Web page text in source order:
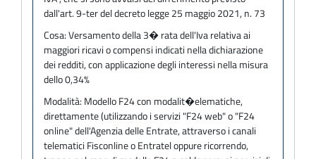
dall'art. 9-ter del decreto legge 25 maggio 2021, n. 73
Cosa:Versamento della 3� rata dell'Iva relativa ai
maggiori ricavi o compensi indicati nella dichiarazione
dei redditi, con applicazione degli interessi nella misura
dello 0,34%
Modalità: Modello F24 con modalit�elematiche,
direttamente (utilizzando i servizi "F24 web" o "F24
online" dell'Agenzia delle Entrate, attraverso i canali
telematici Fisconline o Entratel oppure ricorrendo,